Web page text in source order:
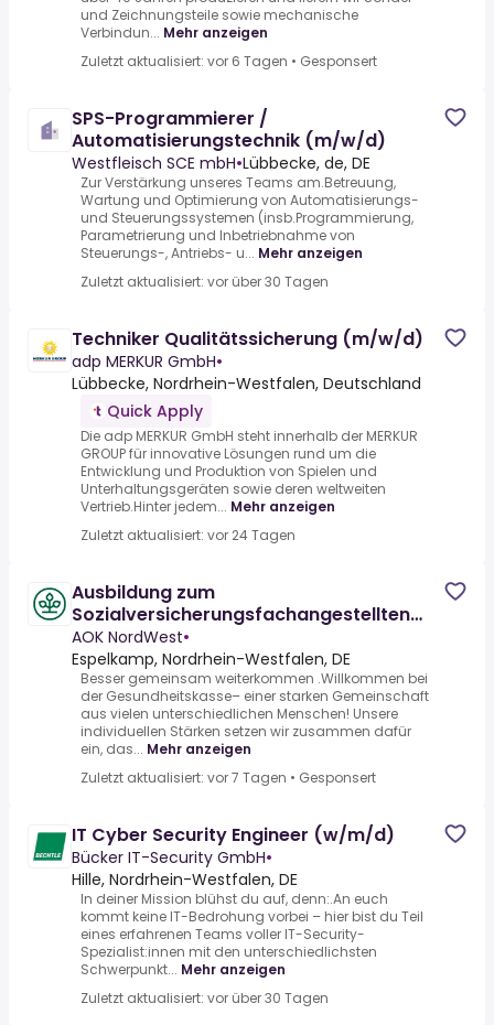
und Zeichnungsteile sowie mechanische
Verbindun... Mehr anzeigen
Zuletzt aktualisiert: vor 6 Tagen • Gesponsert
SPS-Programmierer /
Automatisierungstechnik (m/w/d)
Westfleisch SCE mbH•Lübbecke, de, DE
Zur Verstärkung unseres Teams am.Betreuung,
Wartung und Optimierung von Automatisierungs-
und Steuerungssystemen (insb.Programmierung,
Parametrierung und Inbetriebnahme von
Steuerungs-, Antriebs- u... Mehr anzeigen
Zuletzt aktualisiert: vor über 30 Tagen
Techniker Qualitätssicherung (m/w/d)
adp MERKUR GmbH•
Lübbecke, Nordrhein-Westfalen, Deutschland
Quick Apply
Die adp MERKUR GmbH steht innerhalb der MERKUR
GROUP für innovative Lösungen rund um die
Entwicklung und Produktion von Spielen und
Unterhaltungsgeräten sowie deren weltweiten
Vertrieb.Hinter jedem... Mehr anzeigen
Zuletzt aktualisiert: vor 24 Tagen
Ausbildung zum
Sozialversicherungsfachangestellten
(m/w/d)
AOK NordWest•
Espelkamp, Nordrhein-Westfalen, DE
Besser gemeinsam weiterkommen .Willkommen bei
der Gesundheitskasse– einer starken Gemeinschaft
aus vielen unterschiedlichen Menschen! Unsere
individuellen Stärken setzen wir zusammen dafür
ein, das... Mehr anzeigen
Zuletzt aktualisiert: vor 7 Tagen • Gesponsert
IT Cyber Security Engineer (w/m/d)
Bücker IT-Security GmbH•
Hille, Nordrhein-Westfalen, DE
In deiner Mission blühst du auf, denn:.An euch
kommt keine IT-Bedrohung vorbei – hier bist du Teil
eines erfahrenen Teams voller IT-Security-
Spezialist:innen mit den unterschiedlichsten
Schwerpunkt... Mehr anzeigen
Zuletzt aktualisiert: vor über 30 Tagen